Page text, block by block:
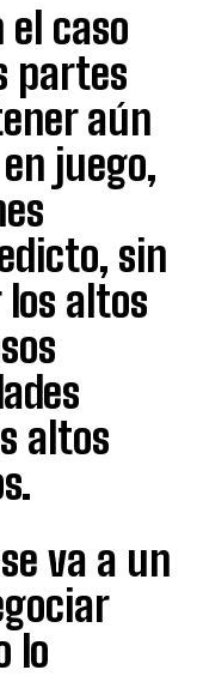
el caso
partes
aún
juego,
sin
altos
altos
va a un
lo